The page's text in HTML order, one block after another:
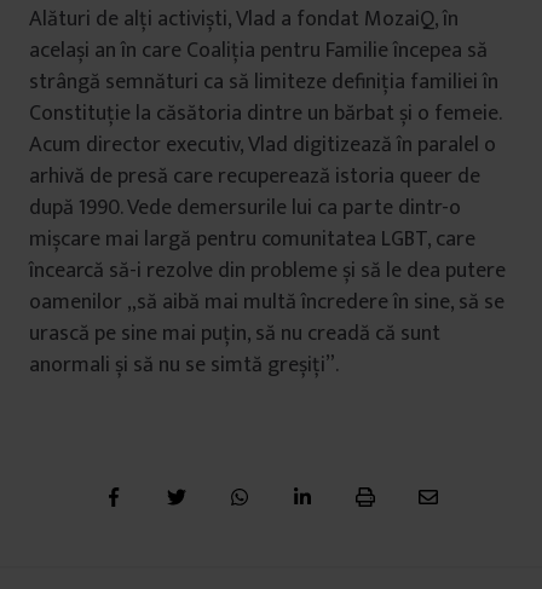
Alături de alți activiști, Vlad a fondat MozaiQ, în
același an în care Coaliția pentru Familie începea să
strângă semnături ca să limiteze definiția familiei în
Constituție la căsătoria dintre un bărbat și o femeie.
Acum director executiv, Vlad digitizează în paralel o
arhivă de presă care recuperează istoria queer de
după 1990. Vede demersurile lui ca parte dintr-o
mișcare mai largă pentru comunitatea LGBT, care
încearcă să-i rezolve din probleme și să le dea putere
oamenilor „să aibă mai multă încredere în sine, să se
urască pe sine mai puțin, să nu creadă că sunt
anormali și să nu se simtă greșiți”.